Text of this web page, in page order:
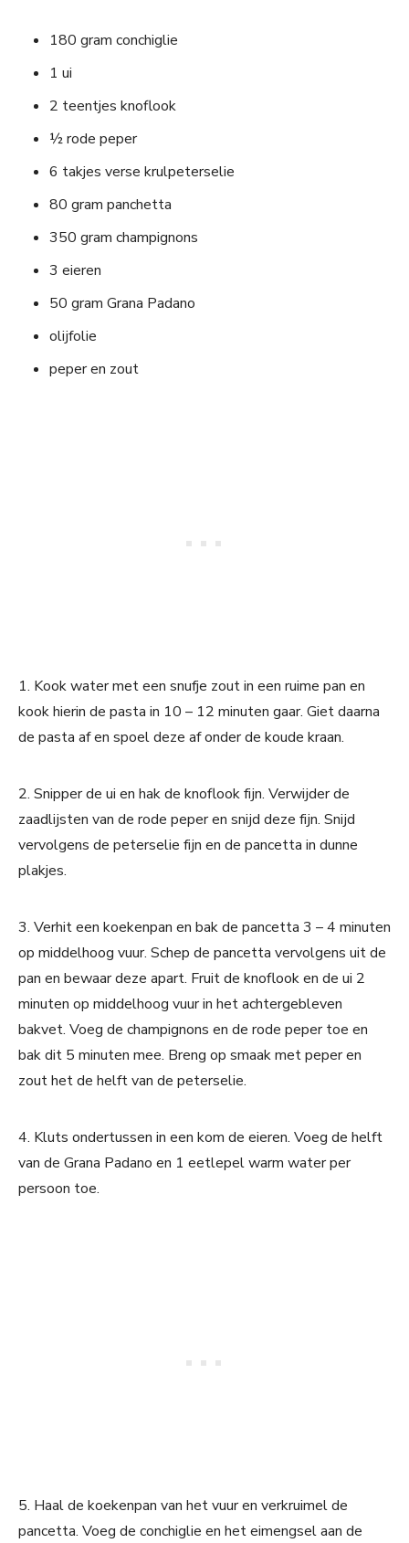
180 gram conchiglie
1 ui
2 teentjes knoflook
½ rode peper
6 takjes verse krulpeterselie
80 gram panchetta
350 gram champignons
3 eieren
50 gram Grana Padano
olijfolie
peper en zout
1. Kook water met een snufje zout in een ruime pan en
kook hierin de pasta in 10 – 12 minuten gaar. Giet daarna
de pasta af en spoel deze af onder de koude kraan.
2. Snipper de ui en hak de knoflook fijn. Verwijder de
zaadlijsten van de rode peper en snijd deze fijn. Snijd
vervolgens de peterselie fijn en de pancetta in dunne
plakjes.
3. Verhit een koekenpan en bak de pancetta 3 – 4 minuten
op middelhoog vuur. Schep de pancetta vervolgens uit de
pan en bewaar deze apart. Fruit de knoflook en de ui 2
minuten op middelhoog vuur in het achtergebleven
bakvet. Voeg de champignons en de rode peper toe en
bak dit 5 minuten mee. Breng op smaak met peper en
zout het de helft van de peterselie.
4. Kluts ondertussen in een kom de eieren. Voeg de helft
van de Grana Padano en 1 eetlepel warm water per
persoon toe.
5. Haal de koekenpan van het vuur en verkruimel de
pancetta. Voeg de conchiglie en het eimengsel aan de